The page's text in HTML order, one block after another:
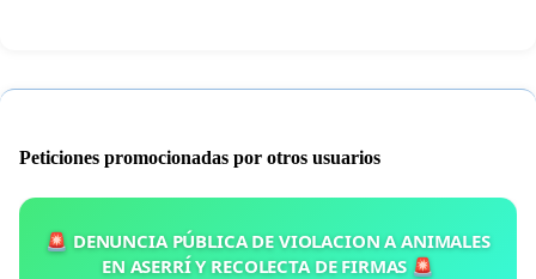
Peticiones promocionadas por otros usuarios
🚨 DENUNCIA PÚBLICA DE VIOLACION A ANIMALES
EN ASERRÍ Y RECOLECTA DE FIRMAS 🚨